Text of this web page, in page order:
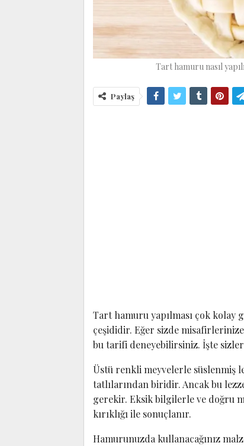
Tart hamuru nasıl
Paylaş
Tart hamuru yapılması çok
çeşididir. Eğer sizde
bu tarifi deneyebilirsiniz. İşte
Üstü renkli meyvelerle süslenmiş
tatlılarından biridir. Ancak bu
gerekir. Eksik bilgilerle ve doğru
kırıklığı ile sonuçlanır.
Hamurunuzda kullanacağınız